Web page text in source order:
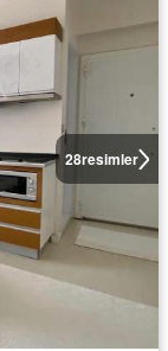
28resimler